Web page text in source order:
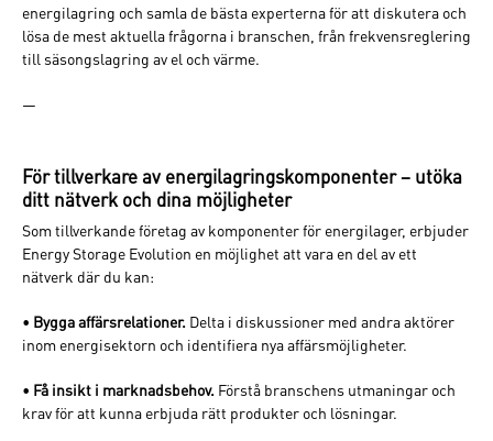
energilagring och samla de bästa experterna för att diskutera och
lösa de mest aktuella frågorna i branschen, från frekvensreglering
till säsongslagring av el och värme.
—
För tillverkare av energilagringskomponenter – utöka
ditt nätverk och dina möjligheter
Som tillverkande företag av komponenter för energilager, erbjuder
Energy Storage Evolution en möjlighet att vara en del av ett
nätverk där du kan:
• Bygga affärsrelationer. Delta i diskussioner med andra aktörer
inom energisektorn och identifiera nya affärsmöjligheter.
• Få insikt i marknadsbehov. Förstå branschens utmaningar och
krav för att kunna erbjuda rätt produkter och lösningar.